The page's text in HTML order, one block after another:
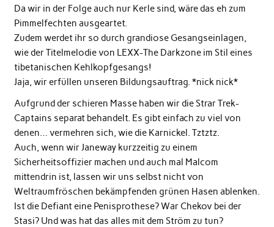
Da wir in der Folge auch nur Kerle sind, wäre das eh zum
Pimmelfechten ausgeartet.
Zudem werdet ihr so durch grandiose Gesangseinlagen,
wie der Titelmelodie von LEXX-The Darkzone im Stil eines
tibetanischen Kehlkopfgesangs!
Jaja, wir erfüllen unseren Bildungsauftrag. *nick nick*
Aufgrund der schieren Masse haben wir die Strar Trek-
Captains separat behandelt. Es gibt einfach zu viel von
denen… vermehren sich, wie die Karnickel. Tztztz.
Auch, wenn wir Janeway kurzzeitig zu einem
Sicherheitsoffizier machen und auch mal Malcom
mittendrin ist, lassen wir uns selbst nicht von
Weltraumfröschen bekämpfenden grünen Hasen ablenken.
Ist die Defiant eine Penisprothese? War Chekov bei der
Stasi? Und was hat das alles mit dem Ström zu tun?